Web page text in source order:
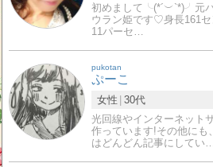
初めまして╰(*´︶`*)╯元
ウラン姫です♡身長161
11パーセ…
pukotan
ぷーこ
女性 30代
光回線やインターネット
作っています!その他にも
はどんどん記事にしてい…